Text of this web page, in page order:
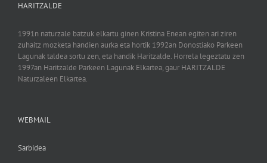
HARITZALDE
1991n naturzale batzuk elkartu ginen Kristina Enean egiten ari ziren
zuhaitz mozketa handien aurka eta hortik 1992an Donostiako Parkeen
Lagunak taldea sortu zen, eta handik Haritzalde. Horrela legeztatu zen
1997an Haritzalde Parkeen Lagunak Elkartea, gaur HARITZALDE
Naturzaleen Elkartea.
WEBMAIL
Sarbidea